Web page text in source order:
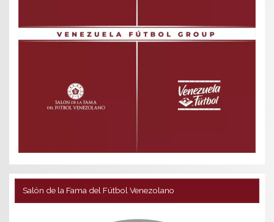
Salón de la Fama del Fútbol Venezolano